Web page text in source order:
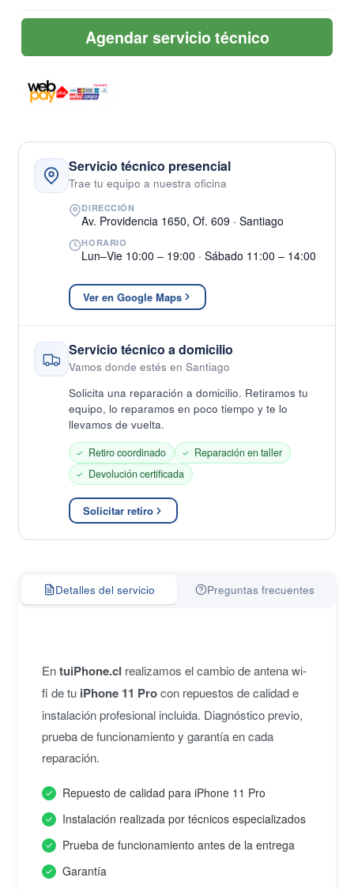
Agendar servicio técnico
Servicio técnico presencial
Trae tu equipo a nuestra oficina
DIRECCIÓN
Av. Providencia 1650, Of. 609 · Santiago
HORARIO
Lun–Vie 10:00 – 19:00 · Sábado 11:00 – 14:00
Ver en Google Maps
Servicio técnico a domicilio
Vamos donde estés en Santiago
Solicita una reparación a domicilio. Retiramos tu
equipo, lo reparamos en poco tiempo y te lo
llevamos de vuelta.
Retiro coordinado
Reparación en taller
Devolución certificada
Solicitar retiro
Detalles del servicio Preguntas frecuentes
EntuiPhone.cl realizamos el cambio de antena wi-
fi de tu iPhone 11 Procon repuestos de calidad e
instalación profesional incluida. Diagnóstico previo,
prueba de funcionamiento y garantía en cada
reparación.
Repuesto de calidad para iPhone 11 Pro
Instalación realizada por técnicos especializados
Prueba de funcionamiento antes de la entrega
Garantía